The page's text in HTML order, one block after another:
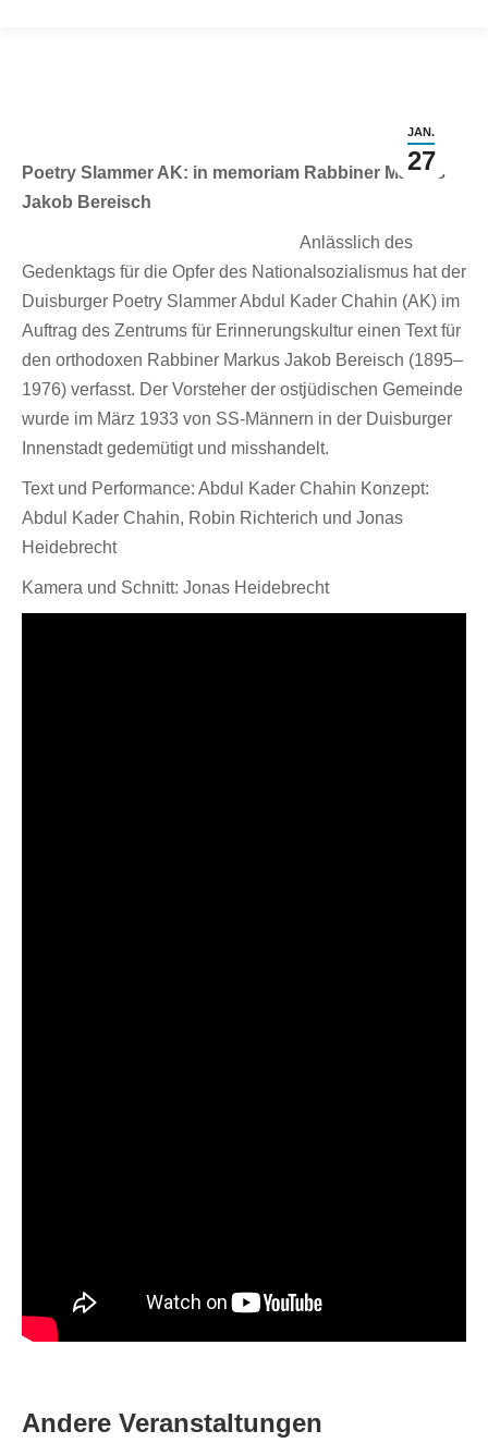
JAN.
27
Poetry Slammer AK: in memoriam Rabbiner Markus
Jakob Bereisch
Anlässlich des
Gedenktags für die Opfer des Nationalsozialismus hat der
Duisburger Poetry Slammer Abdul Kader Chahin (AK) im
Auftrag des Zentrums für Erinnerungskultur einen Text für
den orthodoxen Rabbiner Markus Jakob Bereisch (1895–
1976) verfasst. Der Vorsteher der ostjüdischen Gemeinde
wurde im März 1933 von SS-Männern in der Duisburger
Innenstadt gedemütigt und misshandelt.
Text und Performance: Abdul Kader Chahin Konzept:
Abdul Kader Chahin, Robin Richterich und Jonas
Heidebrecht
Kamera und Schnitt: Jonas Heidebrecht
Andere Veranstaltungen